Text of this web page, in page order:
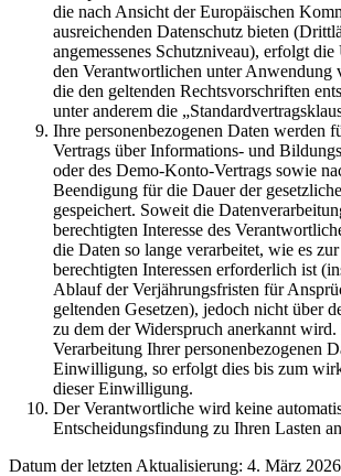
die nach Ansicht der Europäischen
ausreichenden Datenschutz bieten
angemessenes Schutzniveau), erfolgt
den Verantwortlichen unter Anwendung
die den geltenden Rechtsvorschriften
unter anderem die
Ihre personenbezogenen Daten werden
Vertrags über Informations- und
oder des Demo-Konto-Vertrags sowie
Beendigung für die Dauer der
gespeichert. Soweit die
berechtigten Interesse des
die Daten so lange verarbeitet, wie es
berechtigten Interessen erforderlich ist
Ablauf der Verjährungsfristen für
geltenden Gesetzen), jedoch nicht über
zu dem der Widerspruch anerkannt
Verarbeitung Ihrer personenbezogenen
Einwilligung, so erfolgt dies bis zum
dieser Einwilligung.
Der Verantwortliche wird keine
Entscheidungsfindung zu Ihren Lasten
Datum der letzten Aktualisierung: 4. März